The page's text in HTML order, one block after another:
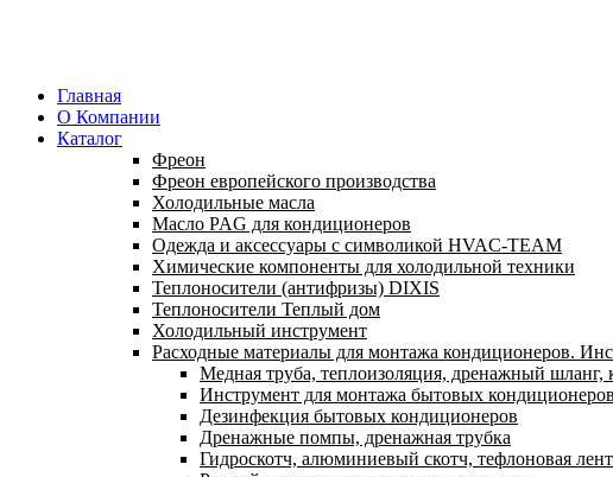
Главная
О Компании
Каталог
Фреон
Фреон европейского производства
Холодильные масла
Масло PAG для кондиционеров
Одежда и аксессуары с символикой HVAC-TEAM
Химические компоненты для холодильной техники
Теплоносители (антифризы) DIXIS
Теплоносители Теплый дом
Холодильный инструмент
Расходные материалы для монтажа кондиционеров.
Медная труба, теплоизоляция, дренажный
Инструмент для монтажа бытовых
Дезинфекция бытовых кондиционеров
Дренажные помпы, дренажная трубка
Гидроскотч, алюминиевый скотч, тефлоновая